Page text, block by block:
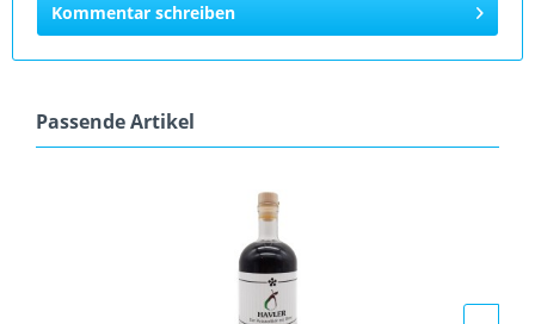
Kommentar schreiben
Passende Artikel